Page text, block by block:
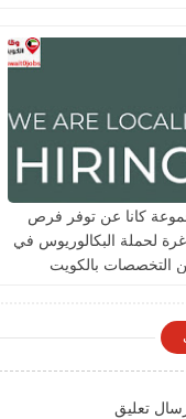
كانا عن توفر فرص
لحملة البكالوريوس في
التخصصات بالكويت
تعليق